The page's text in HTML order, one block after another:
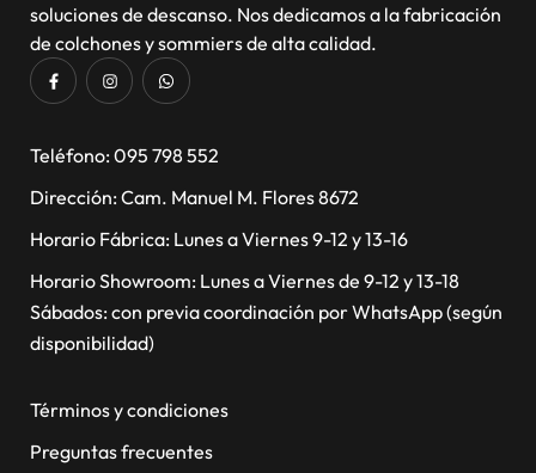
soluciones de descanso. Nos dedicamos a la fabricación
de colchones y sommiers de alta calidad.
​Teléfono: 095 798 552
Dirección: Cam. Manuel M. Flores 8672
Horario Fábrica: Lunes a Viernes 9-12 y 13-16
Horario Showroom: Lunes a Viernes de 9-12 y 13-18
Sábados: con previa coordinación por WhatsApp (según
disponibilidad)
Términos y condiciones
Preguntas frecuentes